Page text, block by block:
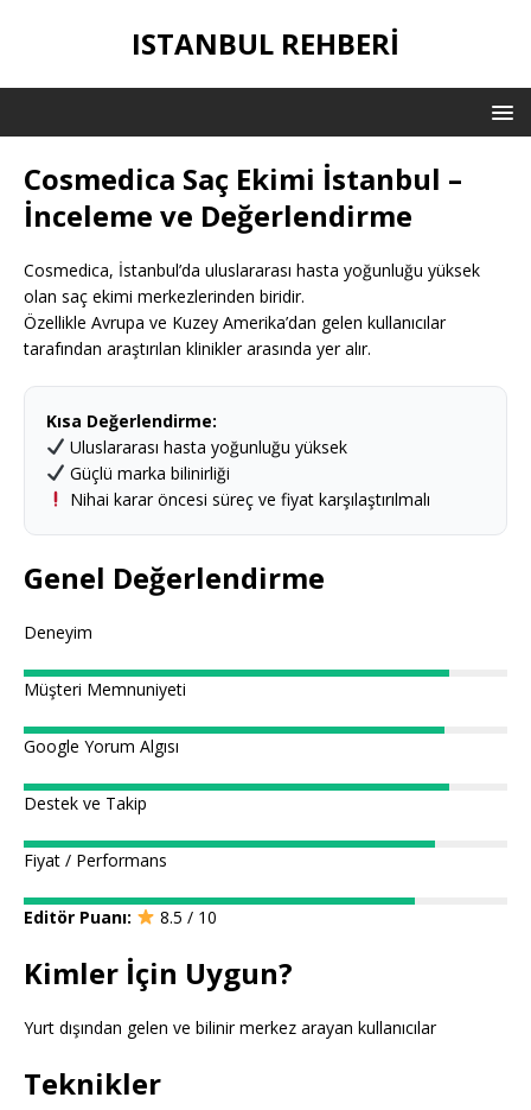
ISTANBUL REHBERI
Cosmedica Saç Ekimi İstanbul –
İnceleme ve Değerlendirme
Cosmedica, İstanbul’da uluslararası hasta yoğunluğu yüksek
olan saç ekimi merkezlerinden biridir.
Özellikle Avrupa ve Kuzey Amerika’dan gelen kullanıcılar
tarafından araştırılan klinikler arasında yer alır.
Kısa Değerlendirme:
Uluslararası hasta yoğunluğu yüksek
Güçlü marka bilinirliği
Nihai karar öncesi süreç ve fiyat karşılaştırılmalı
Genel Değerlendirme
Deneyim
Müşteri Memnuniyeti
Google Yorum Algısı
Destek ve Takip
Fiyat / Performans
Editör Puanı: 8.5 / 10
Kimler İçin Uygun?
Yurt dışından gelen ve bilinir merkez arayan kullanıcılar
Teknikler